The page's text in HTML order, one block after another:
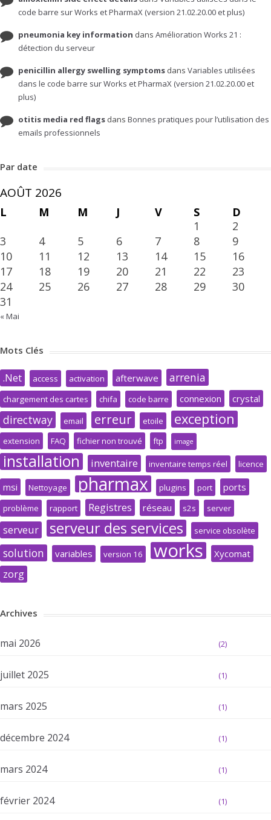
code barre sur Works et PharmaX (version 21.02.20.00 et plus)
pneumonia key information dans Amélioration Works 21 :
détection du serveur
penicillin allergy swelling symptoms dans Variables utilisées
dans le code barre sur Works et PharmaX (version 21.02.20.00 et
plus)
otitis media red flags dans Bonnes pratiques pour l’utilisation des
emails professionnels
Par date
AOÛT 2026
L M M J V S
D
1
2
3
4 5 6 7 8
9
10
11 12 13 14 15
16
17
18 19 20 21 22
23
24
25 26 27 28 29
30
31
« Mai
Mots Clés
.Net access activation afterwave arrenia
chargement des cartes chifa code barre connexion crystal
directway email erreur etoile exception
extension FAQ fichier non trouvé ftp image
installation inventaire inventaire temps réel licence
msi Nettoyage pharmax plugins port ports
problème rapport Registres réseau s2s server
serveur serveur des services service obsolète
solution variables version 16 works Xycomat
zorg
Archives
mai 2026 (2)
juillet 2025 (1)
mars 2025 (1)
décembre 2024 (1)
mars 2024 (1)
février 2024 (1)